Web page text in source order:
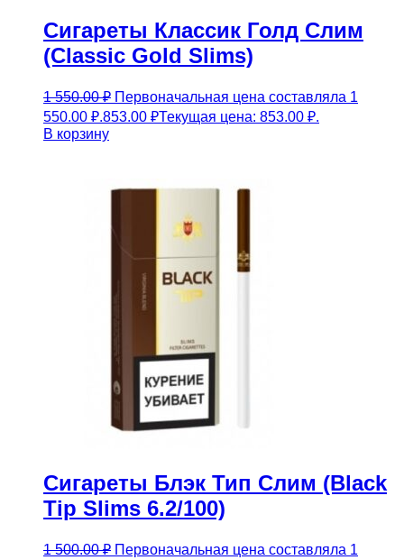
Сигареты Классик Голд Слим
(Classic Gold Slims)
1 550.00₽ Первоначальная цена составляла 1
550.00 ₽.853.00 ₽Текущая цена: 853.00 ₽.
В корзину
Сигареты Блэк Тип Слим (Black
Tip Slims 6.2/100)
1 500.00₽ Первоначальная цена составляла 1